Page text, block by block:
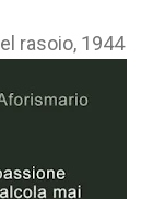
rasoio, 1944